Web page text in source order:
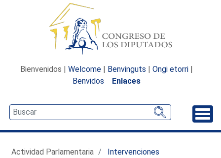
Bienvenidos | Welcome | Benvinguts | Ongi etorri |
Benvidos
Enlaces
Actividad Parlamentaria
Intervenciones